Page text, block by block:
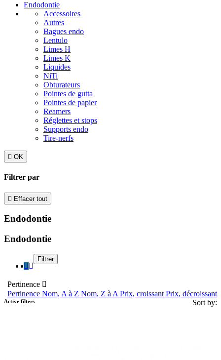
Endodontie
Accessoires
Autres
Bagues endo
Lentulo
Limes H
Limes K
Liquides
NiTi
Obturateurs
Pointes de gutta
Pointes de papier
Reamers
Réglettes et stops
Supports endo
Tire-nerfs
 OK
Filtrer par
 Effacer tout
Endodontie
Endodontie
Pertinence 
Pertinence Nom, A à Z Nom, Z à A Prix, croissant Prix, décroissant
Sort by:
Filtrer
Active filters